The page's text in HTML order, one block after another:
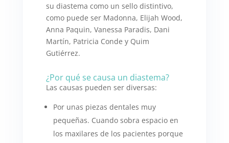
su diastema como un sello distintivo,
como puede ser Madonna, Elijah Wood,
Anna Paquin, Vanessa Paradis, Dani
Martín, Patricia Conde y Quim
Gutiérrez.
¿Por qué se causa un diastema?
Las causas pueden ser diversas:
Por unas piezas dentales muy
pequeñas. Cuando sobra espacio en
los maxilares de los pacientes porque